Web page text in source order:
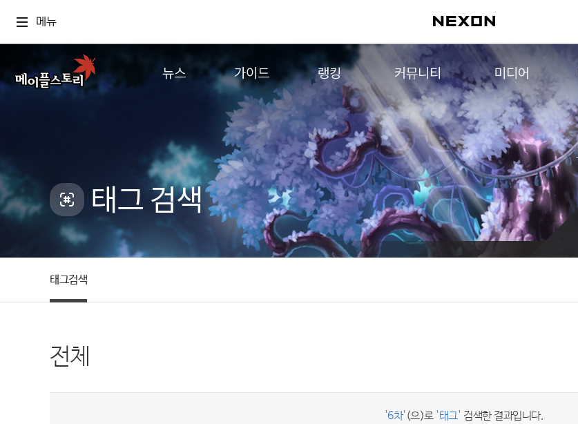
메뉴
뉴스
업데이트
이벤트
캐시샵 공지
메이플 알림판
with maple
가이드
게임정보
직업소개
확률형 아이템
NEXON NOW
추가정보
랭킹
월드 랭킹
컨텐츠 랭킹
커뮤니티
자유게시판
메이플 아트
메이플 코디
메이플스토리 파트너스
AI Style Finder
미니게임
커뮤니티 아카이브
미디어
영상
음악
아트웍
웹툰
태그 검색
태그검색
전체
'6차' (으)로 '태그' 검색한 결과입니다.